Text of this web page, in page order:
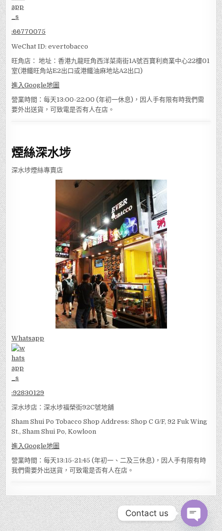
:66770075
WeChat ID: evertobacco
旺角店： 地址：香港九龍旺角西洋菜南街1A號百寶利商業中心22樓01
室(港鐵旺角站E2出口或港鐵油麻地站A2出口)
進入Google地圖
營業時間：每天13:00-22:00 (年初一休息)，因人手有限有時我們需
要外出送貨，可致電是否有人在店。
煙絲深水埗
深水埗煙絲專賣店
Whatsapp
:92830129
深水埗店：深水埗福榮街92C號地舖
Sham Shui Po Tobacco Shop Address: Shop C G/F, 92 Fuk Wing
St., Sham Shui Po, Kowloon
進入Google地圖
營業時間：每天13:15-21:45 (年初一、二及三休息)，因人手有限有時
我們需要外出送貨，可致電是否有人在店。
Contact us
OPEN